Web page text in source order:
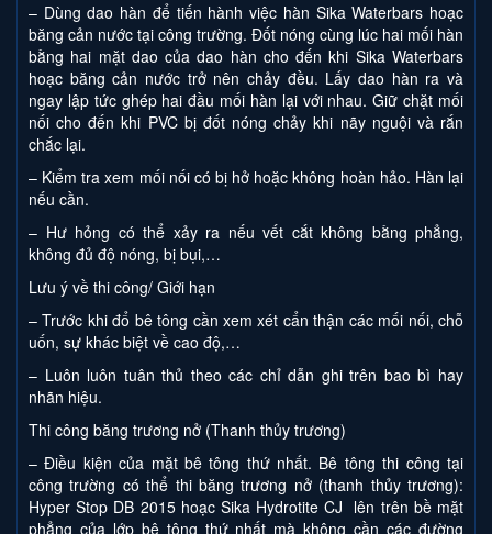
– Dùng dao hàn để tiến hành việc hàn Sika Waterbars hoạc
băng cản nước tại công trường. Đốt nóng cùng lúc hai mối hàn
bằng hai mặt dao của dao hàn cho đến khi Sika Waterbars
hoạc băng cản nước trở nên chảy đều. Lấy dao hàn ra và
ngay lập tức ghép hai đầu mối hàn lại với nhau. Giữ chặt mối
nối cho đến khi PVC bị đốt nóng chảy khi nãy nguội và rắn
chắc lại.
– Kiểm tra xem mối nối có bị hở hoặc không hoàn hảo. Hàn lại
nếu cần.
– Hư hỏng có thể xảy ra nếu vết cắt không bằng phẳng,
không đủ độ nóng, bị bụi,…
Lưu ý về thi công/ Giới hạn
– Trước khi đổ bê tông cần xem xét cẩn thận các mối nối, chỗ
uốn, sự khác biệt về cao độ,…
– Luôn luôn tuân thủ theo các chỉ dẫn ghi trên bao bì hay
nhãn hiệu.
Thi công băng trương nở (Thanh thủy trương)
– Điều kiện của mặt bê tông thứ nhất. Bê tông thi công tại
công trường có thể thi băng trương nở (thanh thủy trương):
Hyper Stop DB 2015 hoạc Sika Hydrotite CJ lên trên bề mặt
phẳng của lớp bê tông thứ nhất mà không cần các đường